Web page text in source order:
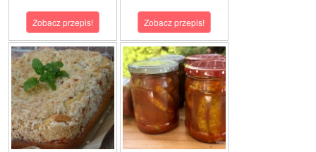
Zobacz przepis! Zobacz przepis!